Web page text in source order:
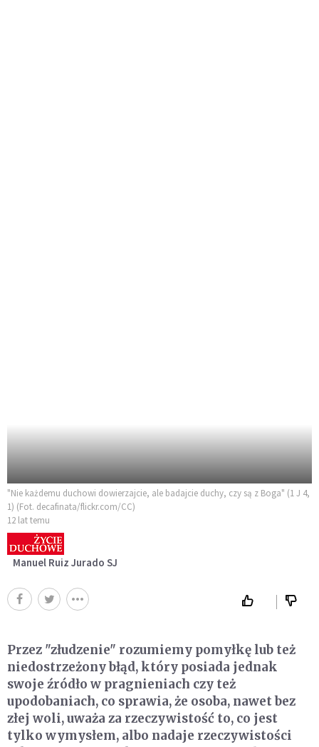
"Nie każdemu duchowi dowierzajcie, ale badajcie duchy, czy są z Boga" (1 J 4,
1) (Fot. decafinata/flickr.com/CC)
12 lat temu
Manuel Ruiz Jurado SJ
Przez "złudzenie" rozumiemy pomyłkę lub też
niedostrzeżony błąd, który posiada jednak
swoje źródło w pragnieniach czy też
upodobaniach, co sprawia, że osoba, nawet bez
złej woli, uważa za rzeczywistość to, co jest
tylko wymysłem, albo nadaje rzeczywistości